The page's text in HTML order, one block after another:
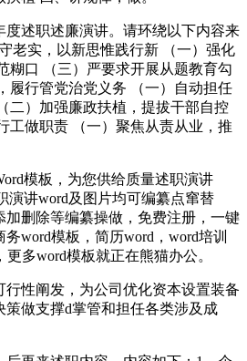
述职述廉演讲。请环绕以下内容来
老实，以新思惟践行新 （一）强化
糊口 （三）严要求开展从题教育勾
履行管党治党义务 （一）自动担任
二）加强廉政扶植，提拔干部自控
工做职责 （一）聚焦从责从业，推
模板，为您供给质量述职演讲
演讲word及图片均可编纂点窜替
加删除等编纂操做，免费注册，一键
word模板，简历word，word培训
多word模板就正在熊猫办公。
性阐发，为公司优化资本设置装备
做支撑d掌管和担任各类涉及成